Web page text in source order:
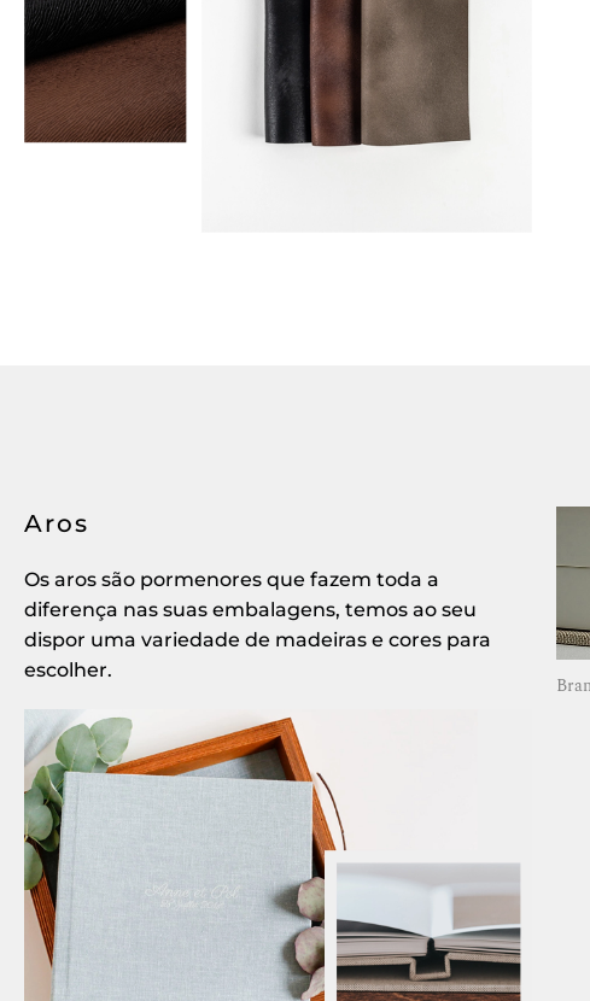
Aros
Os aros são pormenores que fazem toda a
diferença nas suas embalagens, temos ao seu
dispor uma variedade de madeiras e cores para
escolher.